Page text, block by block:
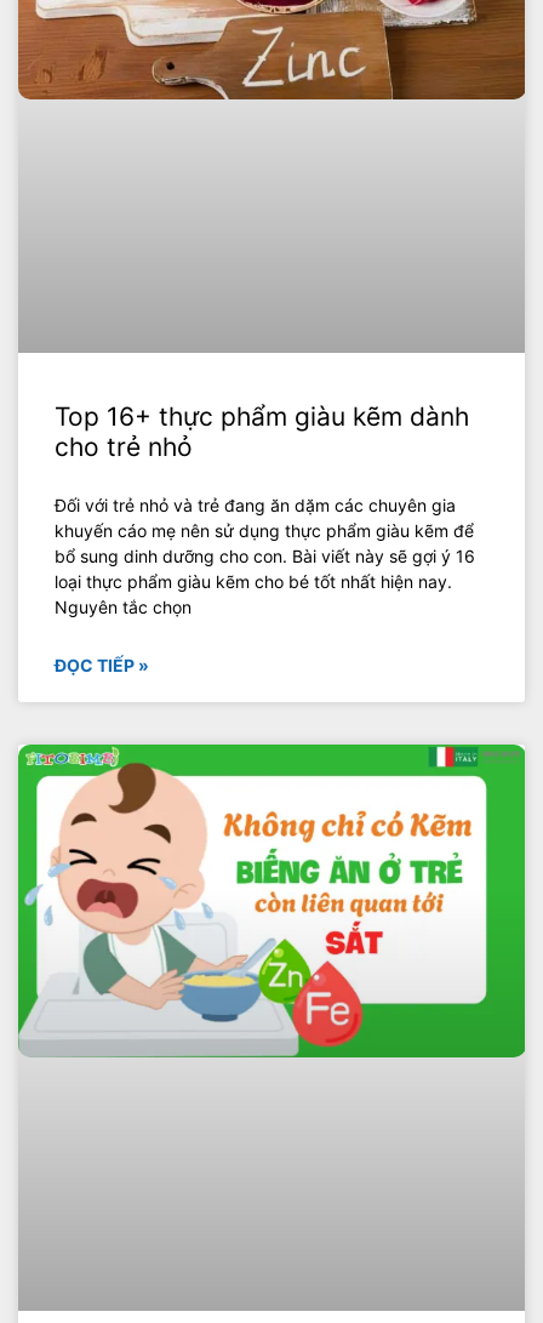
Top 16+ thực phẩm giàu kẽm dành
cho trẻ nhỏ
Đối với trẻ nhỏ và trẻ đang ăn dặm các chuyên gia
khuyến cáo mẹ nên sử dụng thực phẩm giàu kẽm để
bổ sung dinh dưỡng cho con. Bài viết này sẽ gợi ý 16
loại thực phẩm giàu kẽm cho bé tốt nhất hiện nay.
Nguyên tắc chọn
ĐỌC TIẾP »